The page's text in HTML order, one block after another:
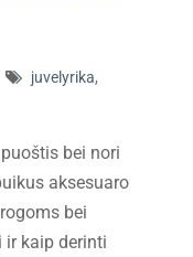
juvelyrika,
bei nori
aksesuaro
bei
ir kaip derinti